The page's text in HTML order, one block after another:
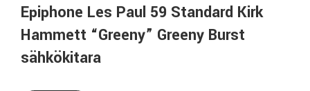
Epiphone Les Paul 59 Standard Kirk
Hammett “Greeny” Greeny Burst
sähkökitara